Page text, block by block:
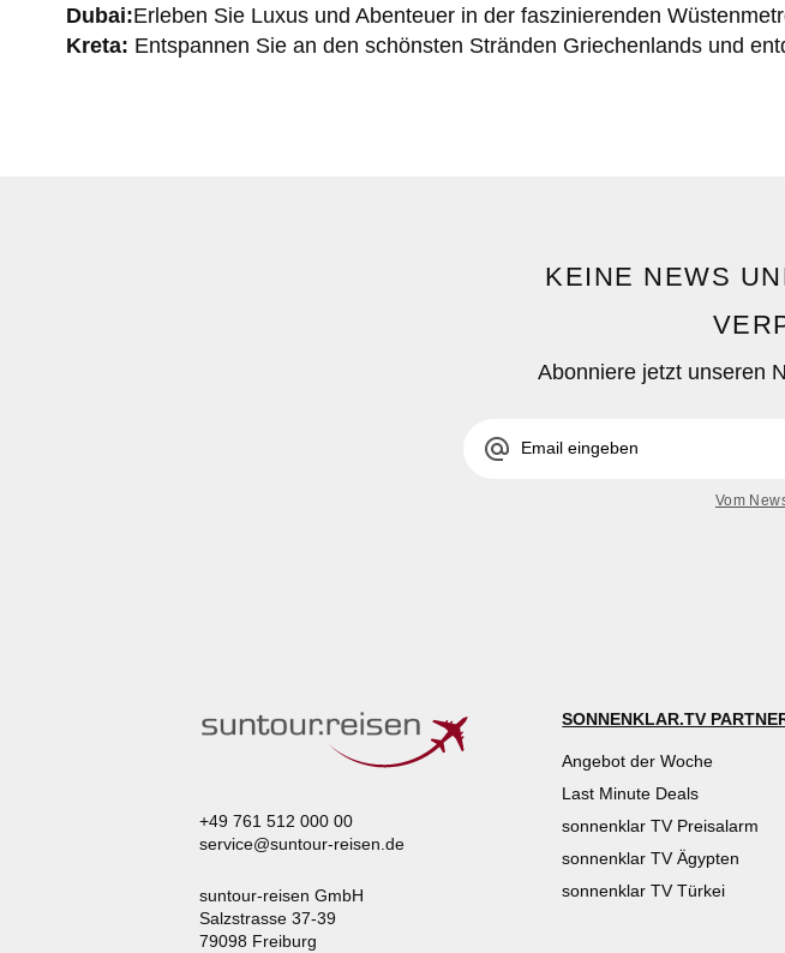
Dubai:Erleben Sie Luxus und Abenteuer in der faszinierenden
Kreta: Entspannen Sie an den schönsten Stränden Griechenlands und
KEINE NEWS
Abonniere jetzt unseren
alternate_email
Vom
+49 761 512 000 00
service@suntour-reisen.de
suntour-reisen GmbH
Salzstrasse 37-39
79098 Freiburg
SONNENKLAR.TV
Angebot der Woche
Last Minute Deals
sonnenklar TV Preisalarm
sonnenklar TV Ägypten
sonnenklar TV Türkei